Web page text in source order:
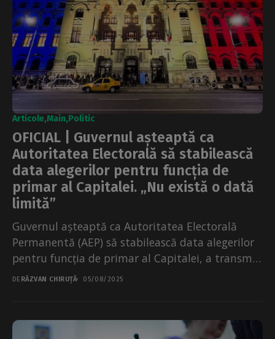
Articole Main Politic
OFICIAL | Guvernul așteaptă ca
Autoritatea Electorală să stabilească
data alegerilor pentru funcția de
primar al Capitalei. „Nu există o dată
limită”
Guvernul așteaptă ca Autoritatea Electorală
Permanentă (AEP) să stabilească data alegerilor
pentru funcția de primar al Capitalei, a transmis
Ministerul de Interne, la...
DE RĂZVAN CHIRUȚĂ 05/08/2025